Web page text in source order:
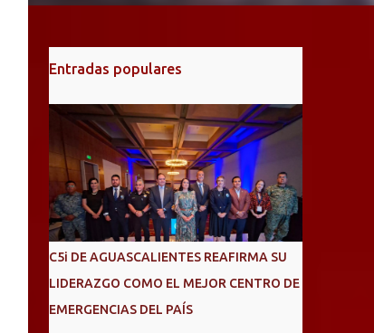
Entradas populares
C5i DE AGUASCALIENTES REAFIRMA SU
LIDERAZGO COMO EL MEJOR CENTRO DE
EMERGENCIAS DEL PAÍS